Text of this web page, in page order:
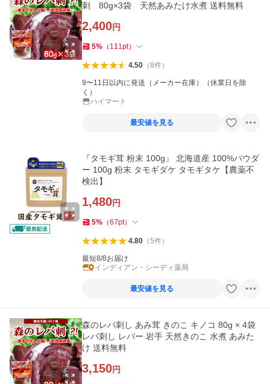
刺 80g×3袋 天然あみたけ水煮 送料無料
2,400円
5% （ 111pt）
4.50（8件）
9〜11日以内に発送（メーカー在庫）（休業日を除
く）
ハイマート
最安値を見る
『タモギ茸 粉末 100g』 北海道産 100%パウダ
ー 100g 粉末 タモギダケ タモギタケ【農薬不
検出】
1,480円
5% （67pt）
4.80（5件）
最短8/8お届け
インディアン・シーディ薬局
最安値を見る
森のレバ刺し あみ茸 きのこ キノコ 80g × 4袋
レバ刺し レバー 岩手 天然きのこ 水煮 あみた
け 送料無料
3,150円